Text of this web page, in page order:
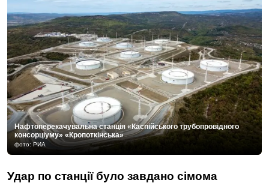
Нафтоперекачувальна станція «Каспійського трубопровідного
консорціуму» «Кропоткінська»
фото: РИА
Удар по станції було завдано сімома